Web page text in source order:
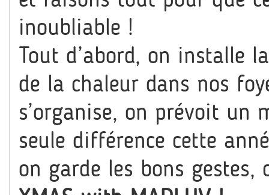
inoubliable !
Tout d’abord, on installe
de la chaleur dans nos
s’organise, on prévoit un
seule différence cette
on garde les bons gestes,